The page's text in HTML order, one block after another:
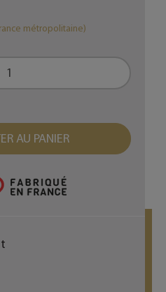
métropolitaine)
AU PANIER